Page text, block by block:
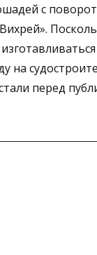
с
на
перед